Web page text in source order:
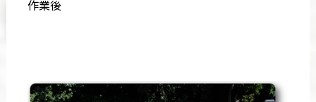
作業後